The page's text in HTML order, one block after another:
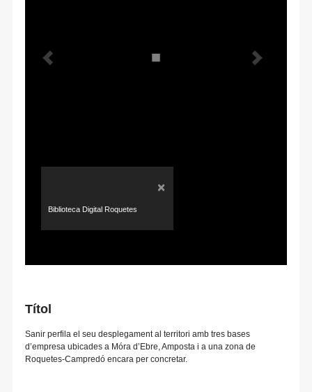
×
Biblioteca Digital Roquetes
Títol
Sanir perfila el seu desplegament al territori amb tres bases
d’empresa ubicades a Móra d’Ebre, Amposta i a una zona de
Roquetes-Campredó encara per concretar.